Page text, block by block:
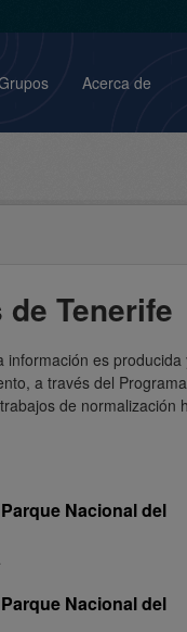
Acerca de
Tenerife
es
a través del
de normalización
Nacional del
Nacional del